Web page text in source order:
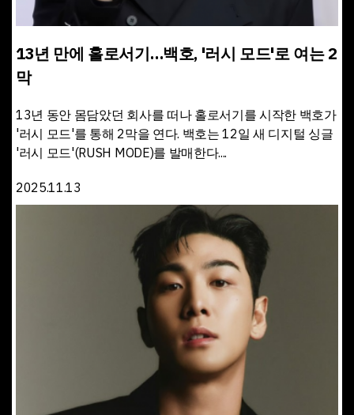
13년 만에 홀로서기…백호, '러시 모드'로 여는 2
막
13년 동안 몸담았던 회사를 떠나 홀로서기를 시작한 백호가
'러시 모드'를 통해 2막을 연다. 백호는 12일 새 디지털 싱글
'러시 모드'(RUSH MODE)를 발매한다....
2025.11.13